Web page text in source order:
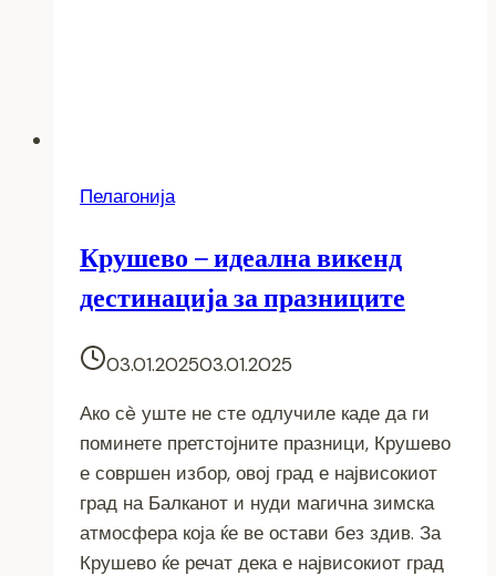
Пелагонија
Крушево – идеална викенд
дестинација за празниците
03.01.202503.01.2025
Ако сè уште не сте одлучиле каде да ги
поминете претстојните празници, Крушево
е совршен избор, овој град е највисокиот
град на Балканот и нуди магична зимска
атмосфера која ќе ве остави без здив. За
Крушево ќе речат дека е највисокиот град